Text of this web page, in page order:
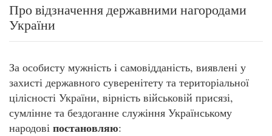
Про відзначення державними нагородами
України
За особисту мужність і самовідданість, виявлені у
захисті державного суверенітету та територіальної
цілісності України, вірність військовій присязі,
сумлінне та бездоганне служіння Українському
народові постановляю: